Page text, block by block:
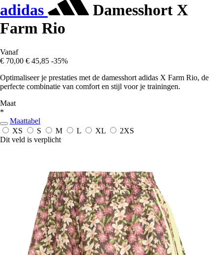
adidas
Damesshort X
Farm Rio
Vanaf
€ 70,00 € 45,85 -35%
Optimaliseer je prestaties met de damesshort adidas X Farm Rio, de
perfecte combinatie van comfort en stijl voor je trainingen.
Maat
*
Maattabel
XS
S M L XL
2XS
Dit veld is verplicht